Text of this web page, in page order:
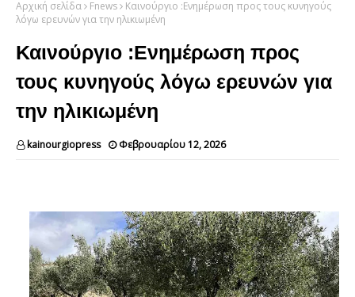
Αρχική σελίδα Fnews
Καινούργιο :Ενημέρωση προς τους κυνηγούς
λόγω ερευνών για την ηλικιωμένη
Καινούργιο :Ενημέρωση προς
τους κυνηγούς λόγω ερευνών για
την ηλικιωμένη
kainourgiopress Φεβρουαρίου 12, 2026